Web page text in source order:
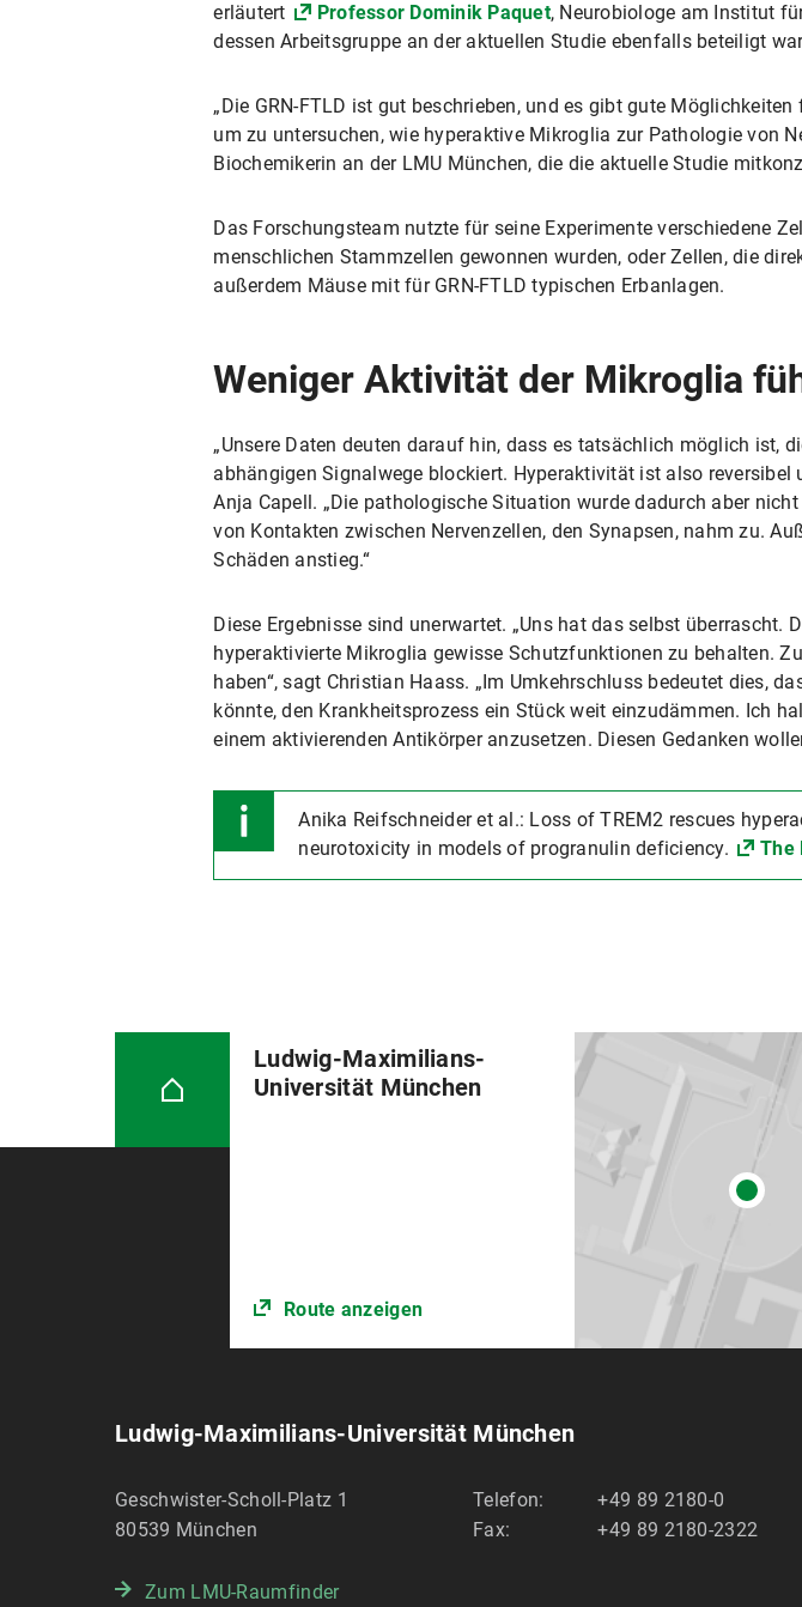
erläutert
Professor Dominik Paquet, Neurobiologe am Institut
dessen Arbeitsgruppe an der aktuellen Studie ebenfalls beteiligt
„Die GRN-FTLD ist gut beschrieben, und es gibt gute
um zu untersuchen, wie hyperaktive Mikroglia zur Pathologie von
Biochemikerin an der LMU München, die die aktuelle Studie
Das Forschungsteam nutzte für seine Experimente verschiedene
menschlichen Stammzellen gewonnen wurden, oder Zellen, die
außerdem Mäuse mit für GRN-FTLD typischen Erbanlagen.
Weniger Aktivität der Mikroglia
„Unsere Daten deuten darauf hin, dass es tatsächlich möglich ist,
abhängigen Signalwege blockiert. Hyperaktivität ist also
Anja Capell. „Die pathologische Situation wurde dadurch aber
von Kontakten zwischen Nervenzellen, den Synapsen, nahm zu.
Schäden anstieg.“
Diese Ergebnisse sind unerwartet. „Uns hat das selbst überrascht.
hyperaktivierte Mikroglia gewisse Schutzfunktionen zu behalten.
haben“, sagt Christian Haass. „Im Umkehrschluss bedeutet dies,
könnte, den Krankheitsprozess ein Stück weit einzudämmen. Ich
einem aktivierenden Antikörper anzusetzen. Diesen Gedanken
Anika Reifschneider et al.: Loss of TREM2 rescues
neurotoxicity in models of progranulin deficiency.
The
Ludwig-Maximilians-
Universität München
Route anzeigen
Ludwig-Maximilians-Universität München
Geschwister-Scholl-Platz 1
80539 München
Telefon:
+49 89 2180-0
Fax:
+49 89 2180-2322
Zum LMU-Raumfinder